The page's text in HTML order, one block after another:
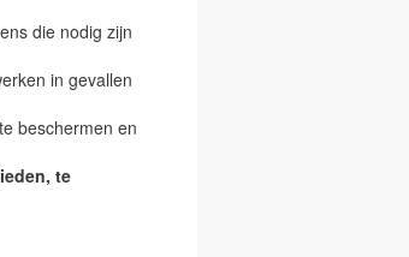
die nodig zijn
in gevallen
beschermen en
te